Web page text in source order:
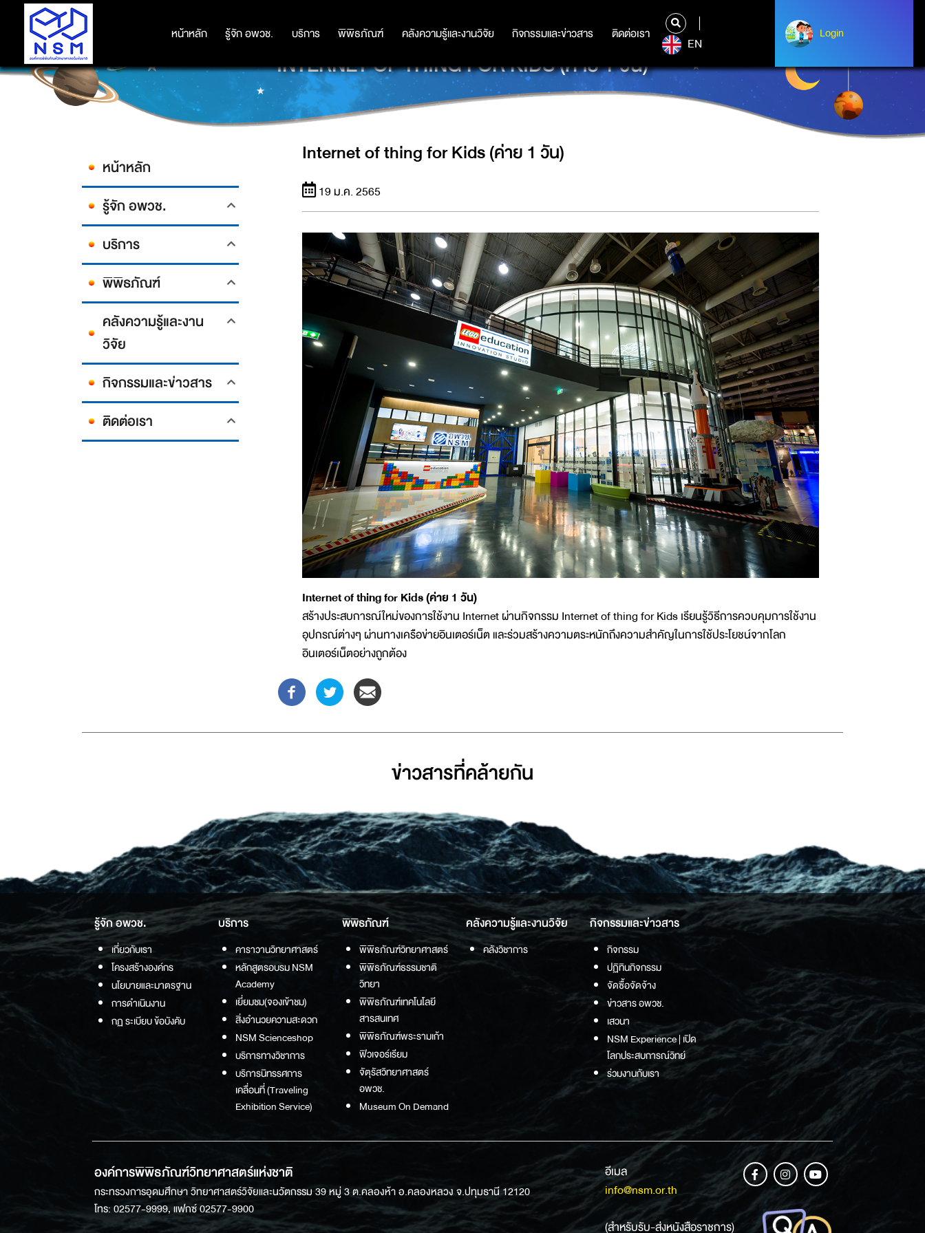
หน้าหลัก รู้จัก อพวช. บริการ พิพิธภัณฑ์ คลังความรู้และงานวิจัย กิจกรรมและข่าวสาร ติดต่อเรา
หน้าหลัก รู้จัก อพวช. บริการ พิพิธภัณฑ์ คลังความรู้และงานวิจัย กิจกรรมและข่าวสาร ติดต่อเรา
EN
Login
Login
INTERNET OF THING FOR KIDS (ค่าย 1 วัน)
หน้าหลัก
รู้จัก อพวช.
บริการ
พิพิธภัณฑ์
คลังความรู้และงาน
วิจัย
กิจกรรมและข่าวสาร
ติดต่อเรา
Internet of thing for Kids (ค่าย 1 วัน)
19 ม.ค. 2565
Internet of thing for Kids (ค่าย 1 วัน)
สร้างประสบการณ์ใหม่ของการใช้งาน Internet ผ่านกิจกรรม Internet of thing for Kids เรียนรู้วิธีการควบคุมการใช้งาน
อุปกรณ์ต่างๆ ผ่านทางเครือข่ายอินเตอร์เน็ต และร่วมสร้างความตระหนักถึงความสำคัญในการใช้ประโยชน์จากโลก
อินเตอร์เน็ตอย่างถูกต้อง
ข่าวสารที่่คล้ายกัน
รู้จัก อพวช.
เกี่ยวกับเรา
โครงสร้างองค์กร
นโยบายและมาตรฐาน
การดำเนินงาน
กฏ ระเบียบ ข้อบังคับ
บริการ
คาราวานวิทยาศาสตร์
หลักสูตรอบรม NSM
Academy
เยี่ยมชม(จองเข้าชม)
สิ่งอำนวยความสะดวก
NSM Scienceshop
บริการทางวิชาการ
บริการนิทรรศการ
เคลื่อนที่ (Traveling
Exhibition Service)
พิพิธภัณฑ์
พิพิธภัณฑ์วิทยาศาสตร์
พิพิธภัณฑ์ธรรมชาติ
วิทยา
พิพิธภัณฑ์เทคโนโลยี
สารสนเทศ
พิพิธภัณฑ์พระรามเก้า
ฟิวเจอร์เรียม
จัตุรัสวิทยาศาสตร์
อพวช.
Museum On Demand
คลังความรู้และงานวิจัย
คลังวิชาการ
กิจกรรมและข่าวสาร
กิจกรรม
ปฏิทินกิจกรรม
จัดซื้อจัดจ้าง
ข่าวสาร อพวช.
เสวนา
NSM Experience | เปิด
โลกประสบการณ์วิทย์
ร่วมงานกับเรา
องค์การพิพิธภัณฑ์วิทยาศาสตร์แห่งชาติ
กระทรวงการอุดมศึกษา วิทยาศาสตร์วิจัยและนวัตกรรม 39 หมู่ 3 ต.คลองห้า อ.คลองหลวง จ.ปทุมธานี 12120
โทร: 02577-9999, แฟกซ์ 02577-9900
อีเมล
info@nsm.or.th
(สำหรับรับ-ส่งหนังสือราชการ)